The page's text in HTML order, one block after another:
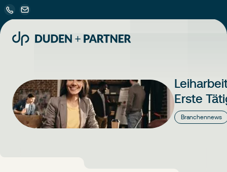
Erste
Branchennews